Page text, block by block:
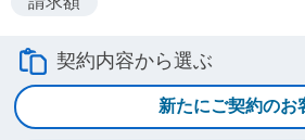
契約内容から選ぶ
新たにご契約のお